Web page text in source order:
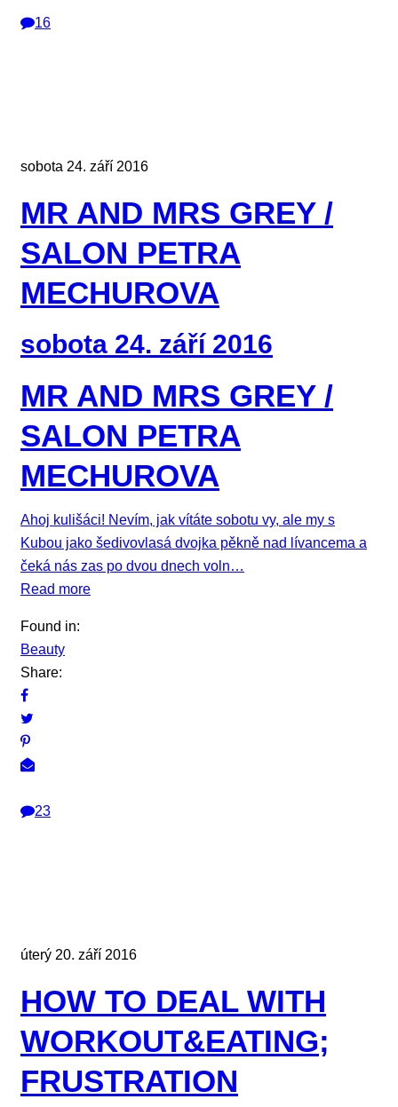
16
sobota 24. září 2016
MR AND MRS GREY /
SALON PETRA
MECHUROVA
sobota 24. září 2016
MR AND MRS GREY /
SALON PETRA
MECHUROVA
Ahoj kulišáci! Nevím, jak vítáte sobotu vy, ale my s
Kubou jako šedivovlasá dvojka pěkně nad lívancema a
čeká nás zas po dvou dnech voln…
Read more
Found in:
Beauty
Share:
23
úterý 20. září 2016
HOW TO DEAL WITH
WORKOUT&EATING;
FRUSTRATION